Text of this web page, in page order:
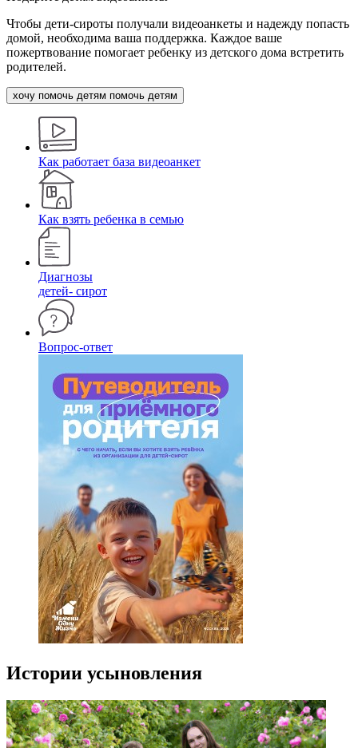
Чтобы дети-сироты получали видеоанкеты и надежду попасть
домой, необходима ваша поддержка. Каждое ваше
пожертвование помогает ребенку из детского дома встретить
родителей.
хочу помочь детям помочь детям
Как работает база видеоанкет
Как взять ребенка в семью
Диагнозы
детей- сирот
Вопрос-ответ
Истории усыновления